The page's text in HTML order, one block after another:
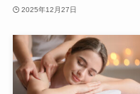
2025年12月27日